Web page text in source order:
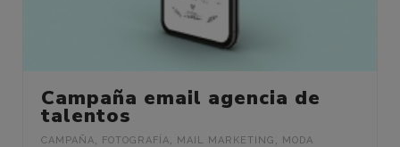
Campaña email agencia de
talentos
CAMPAÑA, FOTOGRAFÍA, MAIL MARKETING , MODA